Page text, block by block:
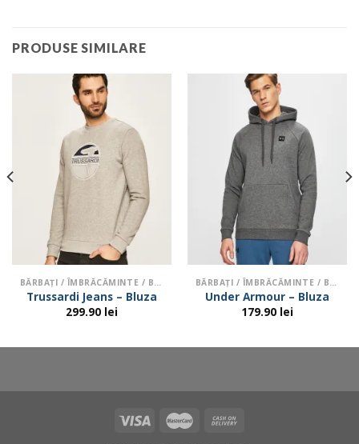
PRODUSE SIMILARE
BĂRBAŢI / ÎMBRĂCĂMINTE / BLUZE ȘI HANORACE
Trussardi Jeans – Bluza
299.90 lei
BĂRBAŢI / ÎMBRĂCĂMINTE / BLUZE ȘI HANORACE
Under Armour – Bluza
179.90 lei